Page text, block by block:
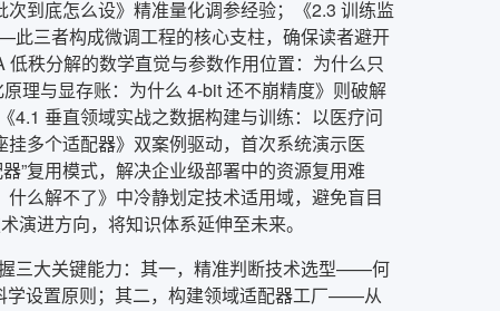
到底怎么设》精准量化调参经验；《2.3 训练监
三者构成微调工程的核心支柱，确保读者避开
低秩分解的数学直觉与参数作用位置：为什么只
理与显存账：为什么 4-bit 还不崩精度》则破解
4.1 垂直领域实战之数据构建与训练：以医疗问
多个适配器》双案例驱动，首次系统演示医
”复用模式，解决企业级部署中的资源复用难
么解不了》中冷静划定技术适用域，避免盲目
演进方向，将知识体系延伸至未来。
三大关键能力：其一，精准判断技术选型——何
学设置原则；其二，构建领域适配器工厂——从